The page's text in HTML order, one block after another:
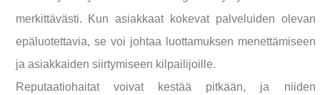
merkittävästi. Kun asiakkaat kokevat palveluiden olevan
epäluotettavia, se voi johtaa luottamuksen menettämiseen
ja asiakkaiden siirtymiseen kilpailijoille.
Reputaatiohaitat voivat kestää pitkään, ja niiden